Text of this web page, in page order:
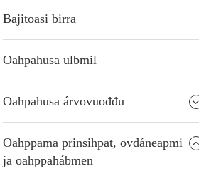
Bajitoasi birra
Oahpahusa ulbmil
Oahpahusa árvovuođđu
Oahppama prinsihpat, ovdáneapmi
ja oahppahábmen